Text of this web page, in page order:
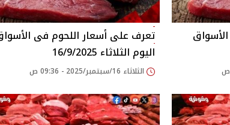
اليوم الثلاثاء 16/9/2025
الثلاثاء 16/سبتمبر/2025 - 09:36 ص